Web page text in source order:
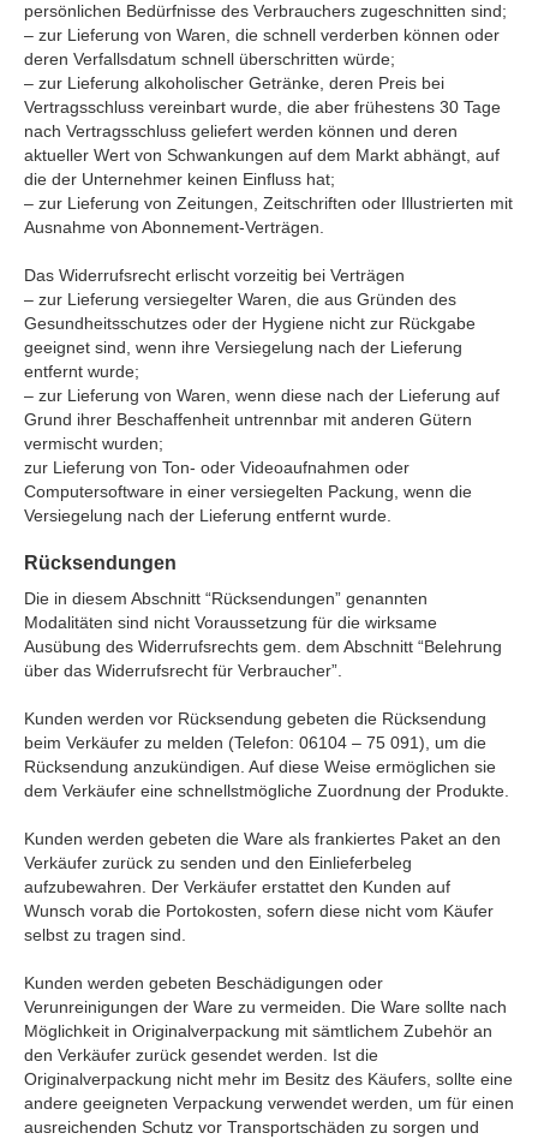
persönlichen Bedürfnisse des Verbrauchers zugeschnitten sind;
– zur Lieferung von Waren, die schnell verderben können oder
deren Verfallsdatum schnell überschritten würde;
– zur Lieferung alkoholischer Getränke, deren Preis bei
Vertragsschluss vereinbart wurde, die aber frühestens 30 Tage
nach Vertragsschluss geliefert werden können und deren
aktueller Wert von Schwankungen auf dem Markt abhängt, auf
die der Unternehmer keinen Einfluss hat;
– zur Lieferung von Zeitungen, Zeitschriften oder Illustrierten mit
Ausnahme von Abonnement-Verträgen.
Das Widerrufsrecht erlischt vorzeitig bei Verträgen
– zur Lieferung versiegelter Waren, die aus Gründen des
Gesundheitsschutzes oder der Hygiene nicht zur Rückgabe
geeignet sind, wenn ihre Versiegelung nach der Lieferung
entfernt wurde;
– zur Lieferung von Waren, wenn diese nach der Lieferung auf
Grund ihrer Beschaffenheit untrennbar mit anderen Gütern
vermischt wurden;
zur Lieferung von Ton- oder Videoaufnahmen oder
Computersoftware in einer versiegelten Packung, wenn die
Versiegelung nach der Lieferung entfernt wurde.
Rücksendungen
Die in diesem Abschnitt “Rücksendungen” genannten
Modalitäten sind nicht Voraussetzung für die wirksame
Ausübung des Widerrufsrechts gem. dem Abschnitt “Belehrung
über das Widerrufsrecht für Verbraucher”.
Kunden werden vor Rücksendung gebeten die Rücksendung
beim Verkäufer zu melden (Telefon: 06104 – 75 091), um die
Rücksendung anzukündigen. Auf diese Weise ermöglichen sie
dem Verkäufer eine schnellstmögliche Zuordnung der Produkte.
Kunden werden gebeten die Ware als frankiertes Paket an den
Verkäufer zurück zu senden und den Einlieferbeleg
aufzubewahren. Der Verkäufer erstattet den Kunden auf
Wunsch vorab die Portokosten, sofern diese nicht vom Käufer
selbst zu tragen sind.
Kunden werden gebeten Beschädigungen oder
Verunreinigungen der Ware zu vermeiden. Die Ware sollte nach
Möglichkeit in Originalverpackung mit sämtlichem Zubehör an
den Verkäufer zurück gesendet werden. Ist die
Originalverpackung nicht mehr im Besitz des Käufers, sollte eine
andere geeigneten Verpackung verwendet werden, um für einen
ausreichenden Schutz vor Transportschäden zu sorgen und